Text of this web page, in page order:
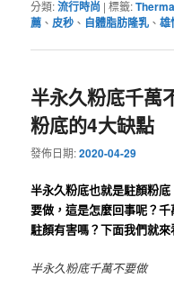
分類:流行時尚 |標籤:
薦 、 皮秒 、 自體脂肪隆乳 、雄
半永久粉底千萬
粉底的4大缺點
發佈日期:2020-04-29
半永久粉底也就是駐顏粉
要做，這是怎麼回事呢？千
駐顏有害嗎？下面我們就
半永久粉底千萬不要做